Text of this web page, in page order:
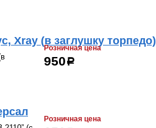
Xray (в заглушку торпедо)
Розничная цена
950р
Розничная цена